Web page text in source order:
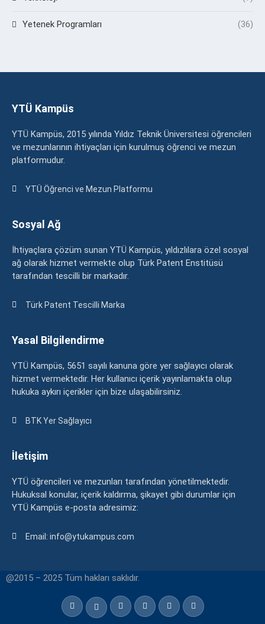
Yetenek Programları (36)
YTÜ Kampüs
YTÜ Kampüs, 2015 yılında Yıldız Teknik Üniversitesi öğrencileri
ve mezunlarının ihtiyaçları için kurulmuş öğrenci ve mezun
platformudur.
YTÜ Öğrenci ve Mezun Platformu
Sosyal Ağ
İhtiyaçlara çözüm sunan YTÜ Kampüs, yıldızlılara özel sosyal
ağ olarak hizmet vermekte olup Türk Patent Enstitüsü
tarafından tescilli bir markadır.
Türk Patent Tescilli Marka
Yasal Bilgilendirme
YTÜ Kampüs, 5651 sayılı kanuna göre yer sağlayıcı olarak
hizmet vermektedir. Her kullanıcı içerik yayınlamakta olup
hukuka aykırı içerikler için bize ulaşabilirsiniz.
BTK Yer Sağlayıcı
İletişim
YTÜ öğrencileri ve mezunları tarafından yönetilmektedir.
Hukuksal konular, içerik kaldırma, şikayet gibi durumlar için
YTÜ Kampüs e-posta adresimiz:
Email: info@ytukampus.com
@2015 – 2025 Tüm hakları saklıdır.